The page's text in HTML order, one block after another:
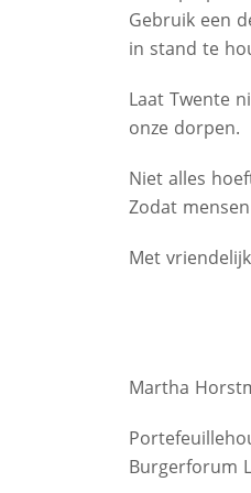
Gebruik een
in stand te
Laat Twente
onze dorpen.
Niet alles
Zodat
Met
Martha
Burgerforum